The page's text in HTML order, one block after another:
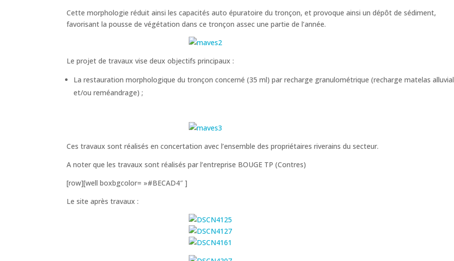
Cette morphologie réduit ainsi les capacités auto épuratoire du tronçon, et provoque ainsi un dépôt de sédiment,
favorisant la pousse de végétation dans ce tronçon assec une partie de l’année.
Le projet de travaux vise deux objectifs principaux :
La restauration morphologique du tronçon concerné (35 ml) par recharge granulométrique (recharge matelas alluvial
et/ou reméandrage) ;
Ces travaux sont réalisés en concertation avec l’ensemble des propriétaires riverains du secteur.
A noter que les travaux sont réalisés par l’entreprise BOUGE TP (Contres)
[row][well boxbgcolor= »#BECAD4″ ]
Le site après travaux :